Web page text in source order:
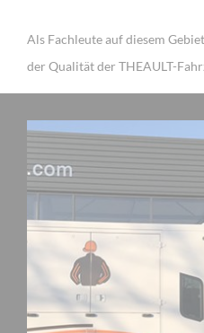
Als Fachleute auf diesem
der Qualität der THEAULT-